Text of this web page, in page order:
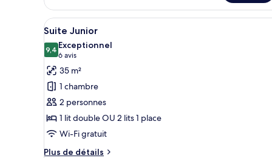
le
type
de
chambre
Chambre
Standard
Afficher
toutes
les
photos
pour
ce
type
de
chambre :
Suite
Une chambre d’hôtel
7
Suite Junior
9,49,4 sur 10
Exceptionnel
6 avis
(6 avis)
35 m²
1 chambre
2 personnes
1 lit double OU 2 lits 1 place
Wi-Fi gratuit
Plus de détails
Plus